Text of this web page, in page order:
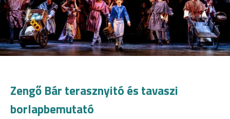
Zengő Bár terasznyitó és tavaszi
borlapbemutató